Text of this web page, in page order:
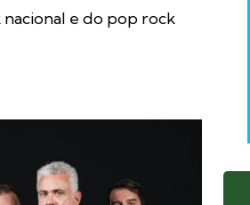
e do pop rock